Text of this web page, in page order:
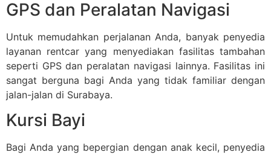
GPS dan Peralatan Navigasi
Untuk memudahkan perjalanan Anda, banyak penyedia
layanan rentcar yang menyediakan fasilitas tambahan
seperti GPS dan peralatan navigasi lainnya. Fasilitas ini
sangat berguna bagi Anda yang tidak familiar dengan
jalan-jalan di Surabaya.
Kursi Bayi
Bagi Anda yang bepergian dengan anak kecil, penyedia